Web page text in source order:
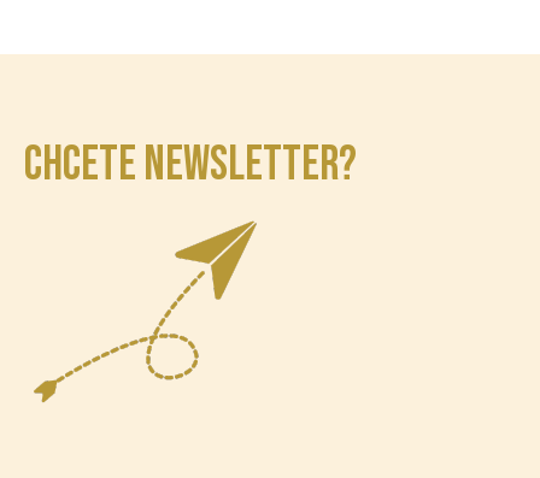
CHCETE NEWSLETTER?